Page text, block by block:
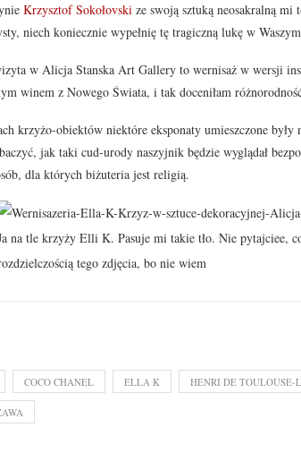
Krzysztof Sokołovski ze swoją sztuką neosakralną mi
niech koniecznie wypełnię tę tragiczną lukę w
w Alicja Stanska Art Gallery to wernisaż w wersji
winem z Nowego Świata, i tak doceniłam
krzyżo-obiektów niektóre eksponaty umieszczone
jak taki cud-urody naszyjnik będzie wyglądał
dla których biżuteria jest religią.
na tle krzyży Elli K. Pasuje mi takie tło. Nie pytajciee,
tego zdjęcia, bo nie wiem
COCO CHANEL ELLA K HENRI DE TOULOUSE-